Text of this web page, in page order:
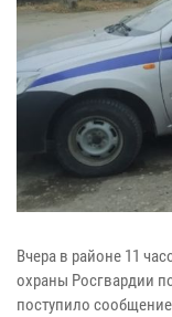
Вчера в районе 11
охраны Росгвардии
поступило